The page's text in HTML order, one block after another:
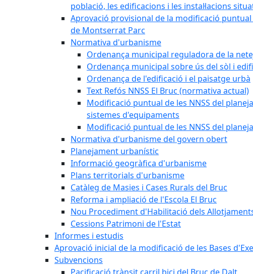
població, les edificacions i les instal·lacions
Aprovació provisional de la modificació
de Montserrat Parc
Normativa d'urbanisme
Ordenança municipal reguladora de la
Ordenança municipal sobre ús del sòl i
Ordenança de l'edificació i el paisatge urbà
Text Refós NNSS El Bruc (normativa actual)
Modificació puntual de les NNSS del
sistemes d'equipaments
Modificació puntual de les NNSS del
Normativa d'urbanisme del govern obert
Planejament urbanístic
Informació geogràfica d'urbanisme
Plans territorials d'urbanisme
Catàleg de Masies i Cases Rurals del Bruc
Reforma i ampliació de l'Escola El Bruc
Nou Procediment d'Habilitació dels
Cessions Patrimoni de l'Estat
Informes i estudis
Aprovació inicial de la modificació de les Bases
Subvencions